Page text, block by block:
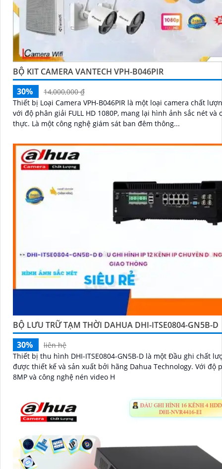
BỘ KIT CAMERA VANTECH VPH-B046PIR
30%
14,000,000 ₫
Thiết bị Loại Camera VPH-B046PIR là một loại camera chất
với độ phân giải FULL HD 1080P, mang lại hình ảnh sắc nét và
thực. Là một công nghệ giám sát ban đêm thông...
BỘ LƯU TRỮ TẠM THỜI DAHUA DHI-ITSE0804-GN5B-D
30%
liên hệ
Thiết bị thu hình DHI-ITSE0804-GN5B-D là một Đầu ghi chất
được thiết kế và sản xuất bởi hãng Dahua Technology. Với độ phân giải
8MP và công nghệ nén video H